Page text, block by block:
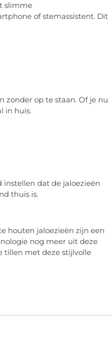
slimme
of stemassistent. Dit
zonder op te staan. Of je nu
in huis.
dat de jaloezieën
thuis is.
houten jaloezieën zijn een
nog meer uit deze
tillen met deze stijlvolle